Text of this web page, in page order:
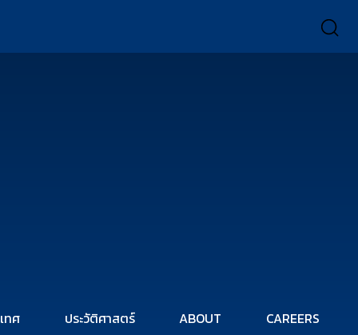
ทศ ประวัติศาสตร์ ABOUT CAREERS